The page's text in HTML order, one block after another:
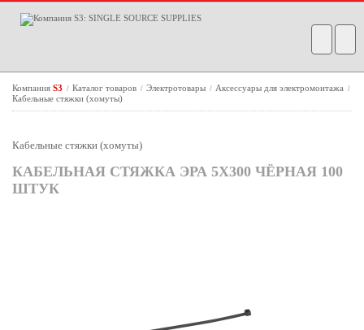
Компания S3 / Каталог товаров / Электротовары / Аксессуары для электромонтажа /
Кабельные стяжки (хомуты)
Кабельные стяжки (хомуты)
КАБЕЛЬНАЯ СТЯЖКА ЭРА 5X300 ЧЁРНАЯ 100
ШТУК